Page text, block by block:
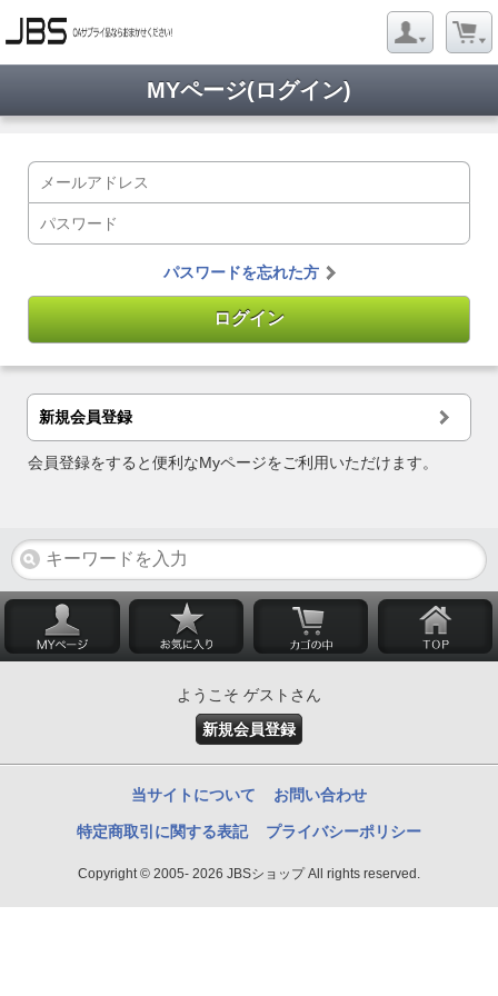
MYページ(ログイン)
パスワードを忘れた方
新規会員登録
会員登録をすると便利なMyページをご利用いただけます。
ようこそ ゲストさん
新規会員登録
当サイトについて お問い合わせ
特定商取引に関する表記 プライバシーポリシー
Copyright © 2005- 2026 JBSショップ All rights reserved.